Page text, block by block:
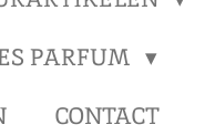
PARFUM
CONTACT